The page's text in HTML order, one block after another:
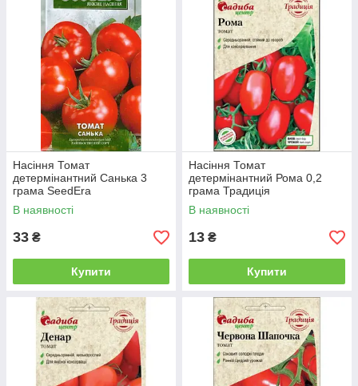
Насіння Томат
детермінантний Санька 3
грама SeedEra
В наявності
33 ₴
Купити
Насіння Томат
детермінантний Рома 0,2
грама Традиція
В наявності
13 ₴
Купити